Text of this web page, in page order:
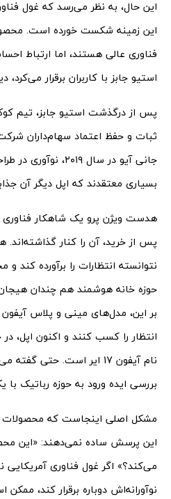
این حال، به نظر می‌رسد که غول
این زمینه شکست خورده است.
فناوری عالی هستند، اما ارتباط
استیو جابز با کاربران برقرار می‌کرد،
پس از درگذشت استیو جابز، تیم
ثبات و حفظ اعتماد سهام‌داران
جانی آیو در سال
بسیاری معتقدند که اپل دیگر آن
هدست ویژن پرو یک شاهکار فناوری
پس از خرید، آن را کنار گذاشته‌اند.
نتوانسته انتظارات را برآورده
حوزه خانه هوشمند هم چندان
بر این، مدل‌های مینی و پلاس
انتظار را کسب کنند و اکنون اپل،
نام آیفون 17 ایر است.
بررسی ایده ورود به حوزه رباتیک
مشکل اصلی اینجاست که
این پرسش ساده نمی‌دهند: «این
می‌کند؟» اگر غول فناوری آمریکایی
نوآورانه‌اش دوباره برقرار کند،